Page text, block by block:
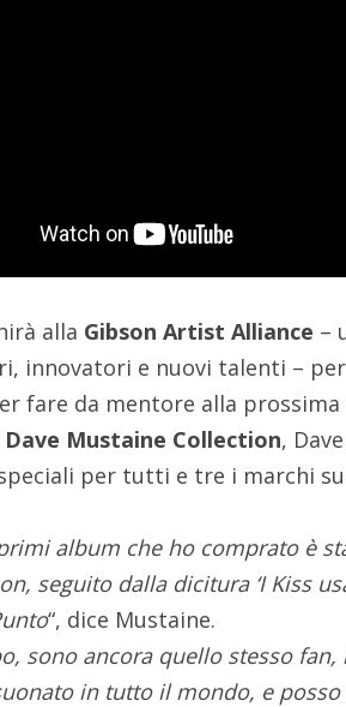
alla Gibson Artist Alliance –
innovatori e nuovi talenti –
fare da mentore alla
Dave Mustaine Collection,
per tutti e tre i marchi
album che ho comprato è
seguito dalla dicitura ‘I Kiss
“, dice Mustaine.
sono ancora quello stesso
in tutto il mondo, e